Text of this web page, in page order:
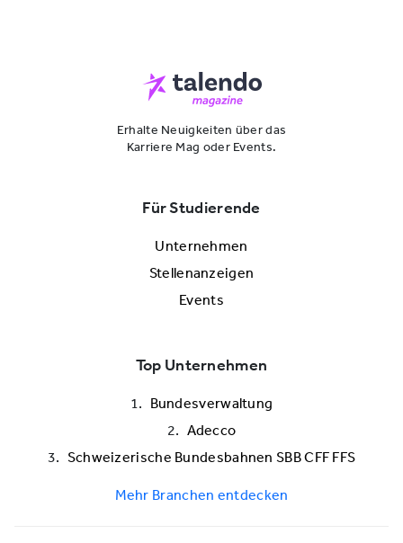
Erhalte Neuigkeiten über das
Karriere Mag oder Events.
Für Studierende
Unternehmen
Stellenanzeigen
Events
Top Unternehmen
Bundesverwaltung
Adecco
Schweizerische Bundesbahnen SBB CFF FFS
Mehr Branchen entdecken